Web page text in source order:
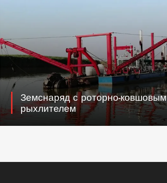
Земснаряд с роторно-ковшовым
рыхлителем